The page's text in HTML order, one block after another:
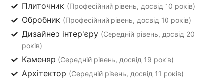
Плиточник (Професійний рівень, досвід 10 років)
Обробник (Професійний рівень, досвід 10 років)
Дизайнер інтер'єру (Середній рівень, досвід 20
років)
Каменяр (Середній рівень, досвід 19 років)
Архітектор (Середній рівень, досвід 11 років)